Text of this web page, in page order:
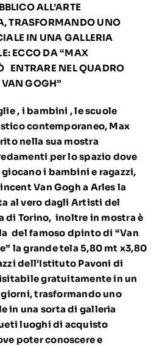
ALL’ARTE
TRASFORMANDO UNO
IN UNA GALLERIA
ECCO DA “MAX
ENTRARE NEL QUADRO
GOGH”
, i bambini , le scuole
contemporaneo, Max
nella sua mostra
per lo spazio dove
i bambini e ragazzi,
Van Gogh a Arles la
al vero dagli Artisti del
di Torino, inoltre in mostra è
del famoso dpinto di “Van
la grande tela 5,80 mt x3,80
dell’Istituto Pavoni di
gratuitamente in un
trasformando uno
in una sorta di galleria
luoghi di acquisto
poter conoscere e